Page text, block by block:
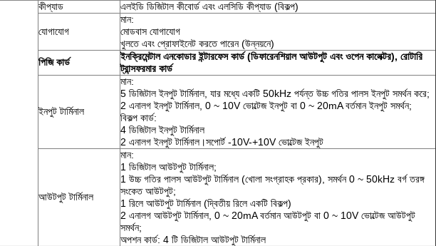
কীপ্যাড এলইডি ডিজিটাল কীবোর্ড এবং এলসিডি কীপ্যাড (বিকল্প)
যোগাযোগ
মান:
মোডবাস যোগাযোগ
খুলতে এবং প্রোফাইনেট করতে পারেন (উন্নয়নে)
পিজি কার্ড
ইনক্রিমেন্টাল এনকোডার ইন্টারফেস কার্ড (ডিফারেনশিয়াল আউটপুট এবং ওপেন কালেক্টর), রোটারি
ট্রান্সফরমার কার্ড
ইনপুট টার্মিনাল
মান:
5 ডিজিটাল ইনপুট টার্মিনাল, যার মধ্যে একটি 50kHz পর্যন্ত উচ্চ গতির পালস ইনপুট সমর্থন করে;
2 এনালগ ইনপুট টার্মিনাল, 0 ~ 10V ভোল্টেজ ইনপুট বা 0 ~ 20mA বর্তমান ইনপুট সমর্থন;
বিকল্প কার্ড:
4 ডিজিটাল ইনপুট টার্মিনাল
2 এনালগ ইনপুট টার্মিনাল।সপোর্ট -10V-+10V ভোল্টেজ ইনপুট
আউটপুট টার্মিনাল
মান:
1 ডিজিটাল আউটপুট টার্মিনাল;
1 উচ্চ গতির পালস আউটপুট টার্মিনাল (খোলা সংগ্রাহক প্রকার), সমর্থন 0 ~ 50kHz বর্গ তরঙ্গ
সংকেত আউটপুট;
1 রিলে আউটপুট টার্মিনাল (দ্বিতীয় রিলে একটি বিকল্প)
2 এনালগ আউটপুট টার্মিনাল, 0 ~ 20mA বর্তমান আউটপুট বা 0 ~ 10V ভোল্টেজ আউটপুট
সমর্থন;
অপশন কার্ড: 4 টি ডিজিটাল আউটপুট টার্মিনাল